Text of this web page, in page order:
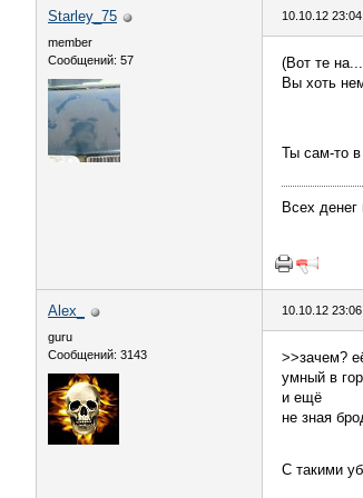
Starley_75
member
Сообщений: 57
10.10.12 23:04
(Вот те
Вы хоть
Ты сам-то
Всех денег
Alex_
guru
Сообщений: 3143
10.10.12 23:06
>>зачем?
умный в
и ещё
не зная
С такими